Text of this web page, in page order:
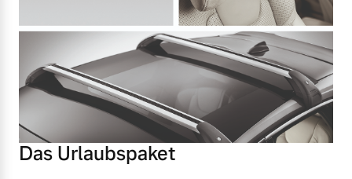
Mehr erfahren
Finanzierung & Leasing
Versicherung
Das Urlaubspaket